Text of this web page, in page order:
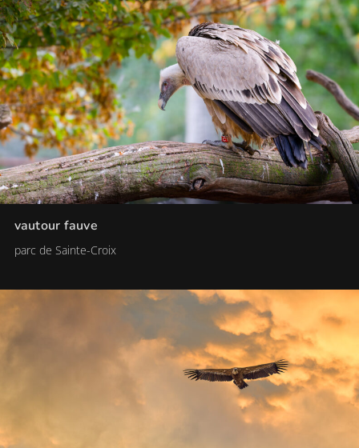
vautour fauve
parc de Sainte-Croix